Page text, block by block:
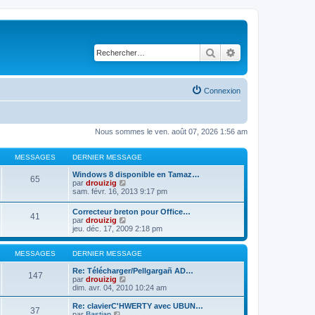
Rechercher
Connexion
Nous sommes le ven. août 07, 2026 1:56 am
MESSAGES DERNIER MESSAGE
65
Windows 8 disponible en Tamaz…
par drouizig
o
u
l
t
e
r
l
d
e
r
n
i
sam. févr. 16, 2013 9:17 pm
41
Correcteur breton pour Office…
par drouizig
o
n
s
u
l
t
r
l
e
jeu. déc. 17, 2009 2:18 pm
MESSAGES DERNIER MESSAGE
147
Re: Télécharger/Pellgargañ AD…
par drouizig
o
n
s
dim. avr. 04, 2010 10:24 am
37
Re: clavierC'HWERTY avec UBUN…